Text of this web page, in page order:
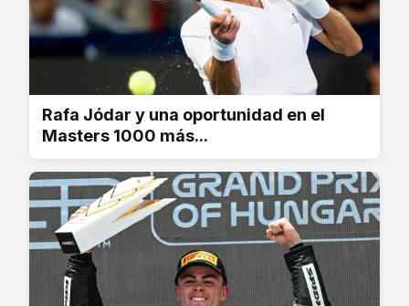
Rafa Jódar y una oportunidad en el
Masters 1000 más...